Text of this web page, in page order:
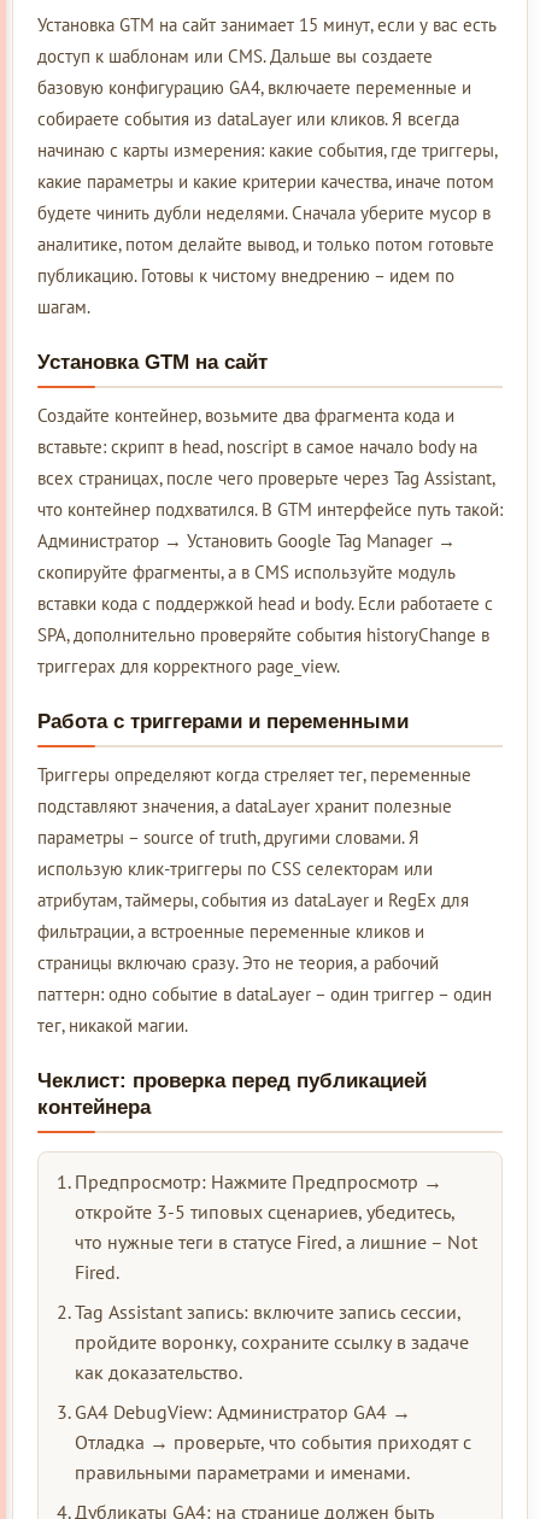
Установка GTM на сайт занимает 15 минут, если у вас есть
доступ к шаблонам или CMS. Дальше вы создаете
базовую конфигурацию GA4, включаете переменные и
собираете события из dataLayer или кликов. Я всегда
начинаю с карты измерения: какие события, где триггеры,
какие параметры и какие критерии качества, иначе потом
будете чинить дубли неделями. Сначала уберите мусор в
аналитике, потом делайте вывод, и только потом готовьте
публикацию. Готовы к чистому внедрению – идем по
шагам.
Установка GTM на сайт
Создайте контейнер, возьмите два фрагмента кода и
вставьте: скрипт в head, noscript в самое начало body на
всех страницах, после чего проверьте через Tag Assistant,
что контейнер подхватился. В GTM интерфейсе путь такой:
Администратор → Установить Google Tag Manager →
скопируйте фрагменты, а в CMS используйте модуль
вставки кода с поддержкой head и body. Если работаете с
SPA, дополнительно проверяйте события historyChange в
триггерах для корректного page_view.
Работа с триггерами и переменными
Триггеры определяют когда стреляет тег, переменные
подставляют значения, а dataLayer хранит полезные
параметры – source of truth, другими словами. Я
использую клик-триггеры по CSS селекторам или
атрибутам, таймеры, события из dataLayer и RegEx для
фильтрации, а встроенные переменные кликов и
страницы включаю сразу. Это не теория, а рабочий
паттерн: одно событие в dataLayer – один триггер – один
тег, никакой магии.
Чеклист: проверка перед публикацией
контейнера
Предпросмотр: Нажмите Предпросмотр →
откройте 3-5 типовых сценариев, убедитесь,
что нужные теги в статусе Fired, а лишние – Not
Fired.
Tag Assistant запись: включите запись сессии,
пройдите воронку, сохраните ссылку в задаче
как доказательство.
GA4 DebugView: Администратор GA4 →
Отладка → проверьте, что события приходят с
правильными параметрами и именами.
Дубликаты GA4: на странице должен быть